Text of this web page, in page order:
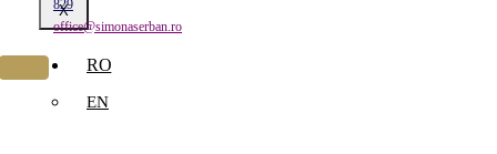
X
829
office@simonaserban.ro
RO
EN